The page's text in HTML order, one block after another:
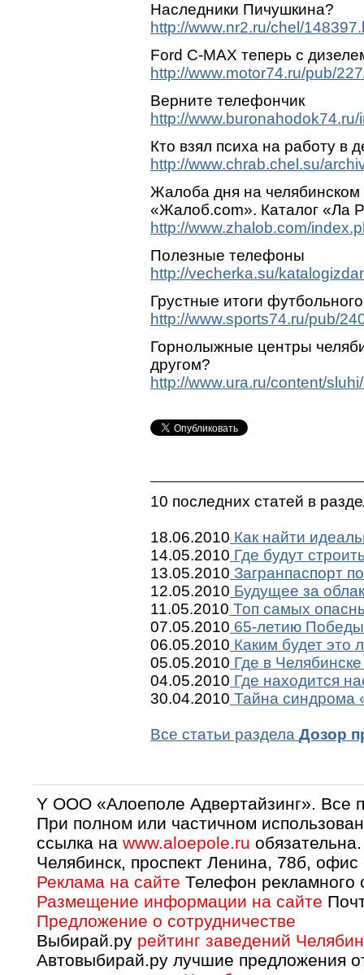
Наследники Пичушкина?
http://www.nr2.ru/chel/
Ford C-MAX теперь с
http://www.motor74.ru/pub/
Верните телефончик
http://
Кто взял психа на работу в
http://www.chrab.chel.su/
Жалоба дня на
«Жалоб.com». Каталог «Ла
http://www.zhalob.com/
Полезные телефоны
http://vecherka.su/
Грустные итоги
http://www.sports74.ru/pub/
Горнолыжные центры
другом?
http://www.ura.ru/content/
10 последних статей в
18.06.2010 Как найти
14.05.2010 Где будут
13.05.2010 Загранпаспорт
12.05.2010 Будущее за
11.05.2010 Топ самых
07.05.2010 65-летию
06.05.2010 Каким будет это
05.05.2010 Где в
04.05.2010 Где находится
30.04.2010 Тайна синдрома
Все статьи раздела Дозор
Y OOO «Алоеполе Адвертайзинг».
При полном или частичном
ссылка на www.aloepole.ru обязательна.
Челябинск, проспект Ленина, 78б, офис
Реклама на сайте Телефон рекламного
Размещение информации на сайте
Предложение о сотрудничестве
Выбирай.ру рейтинг заведений
Автовыбирай.ру лучшие предложения